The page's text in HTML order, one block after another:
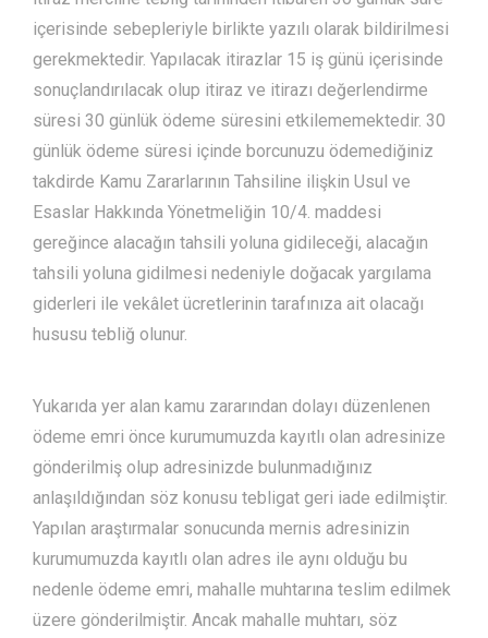
içerisinde sebepleriyle birlikte yazılı olarak bildirilmesi
gerekmektedir. Yapılacak itirazlar 15 iş günü içerisinde
sonuçlandırılacak olup itiraz ve itirazı değerlendirme
süresi 30 günlük ödeme süresini etkilememektedir. 30
günlük ödeme süresi içinde borcunuzu ödemediğiniz
takdirde Kamu Zararlarının Tahsiline ilişkin Usul ve
Esaslar Hakkında Yönetmeliğin 10/4. maddesi
gereğince alacağın tahsili yoluna gidileceği, alacağın
tahsili yoluna gidilmesi nedeniyle doğacak yargılama
giderleri ile vekâlet ücretlerinin tarafınıza ait olacağı
hususu tebliğ olunur.
Yukarıda yer alan kamu zararından dolayı düzenlenen
ödeme emri önce kurumumuzda kayıtlı olan adresinize
gönderilmiş olup adresinizde bulunmadığınız
anlaşıldığından söz konusu tebligat geri iade edilmiştir.
Yapılan araştırmalar sonucunda mernis adresinizin
kurumumuzda kayıtlı olan adres ile aynı olduğu bu
nedenle ödeme emri, mahalle muhtarına teslim edilmek
üzere gönderilmiştir. Ancak mahalle muhtarı, söz